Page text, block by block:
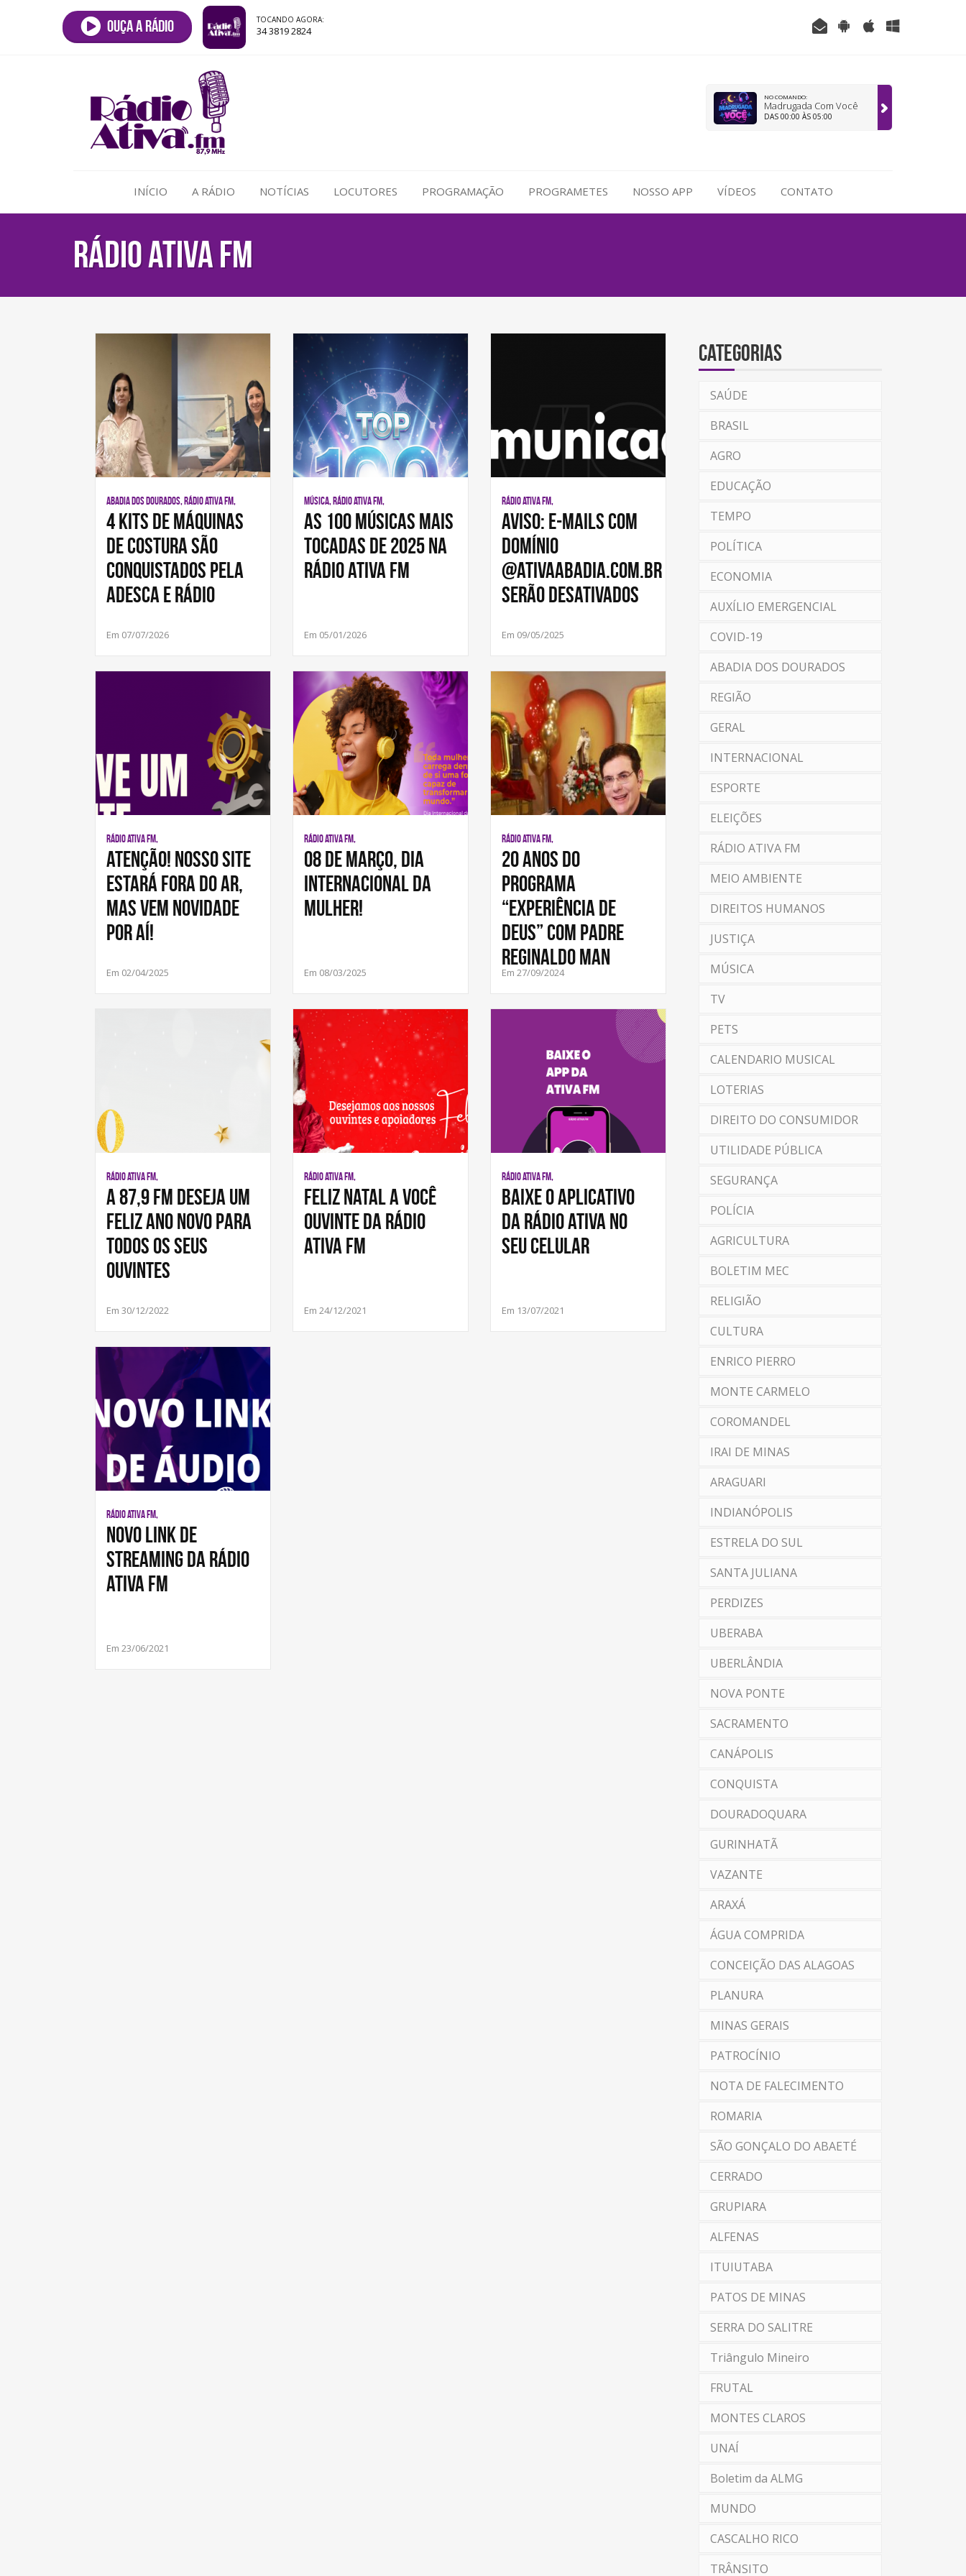
Ouça a rádio TOCANDO AGORA:
34 3819 2824
NO COMANDO:
Madrugada Com Você
DAS 00:00 ÀS 05:00
INÍCIO A RÁDIO NOTÍCIAS LOCUTORES PROGRAMAÇÃO PROGRAMETES NOSSO APP VÍDEOS CONTATO
RÁDIO ATIVA FM
ABADIA DOS DOURADOS, RÁDIO ATIVA FM,
4 kits de máquinas
de costura são
conquistados pela
ADESCA e Rádio
Em 07/07/2026
MÚSICA, RÁDIO ATIVA FM,
As 100 músicas mais
tocadas de 2025 na
Rádio Ativa FM
Em 05/01/2026
RÁDIO ATIVA FM,
AVISO: E-mails com
domínio
@ativaabadia.com.br
serão desativados
Em 09/05/2025
RÁDIO ATIVA FM,
Atenção! Nosso site
estará fora do ar,
mas vem novidade
por aí!
Em 02/04/2025
RÁDIO ATIVA FM,
08 de Março, Dia
Internacional da
Mulher!
Em 08/03/2025
RÁDIO ATIVA FM,
20 anos do
programa
“Experiência de
Deus” com Padre
Reginaldo Man
Em 27/09/2024
RÁDIO ATIVA FM,
A 87,9 Fm Deseja Um
Feliz Ano Novo Para
Todos Os Seus
Ouvintes
Em 30/12/2022
RÁDIO ATIVA FM,
Feliz Natal a você
ouvinte da Rádio
Ativa FM
Em 24/12/2021
RÁDIO ATIVA FM,
Baixe o aplicativo
da Rádio Ativa no
seu celular
Em 13/07/2021
RÁDIO ATIVA FM,
Novo link de
streaming da Rádio
Ativa FM
Em 23/06/2021
Categorias
SAÚDE
BRASIL
AGRO
EDUCAÇÃO
TEMPO
POLÍTICA
ECONOMIA
AUXÍLIO EMERGENCIAL
COVID-19
ABADIA DOS DOURADOS
REGIÃO
GERAL
INTERNACIONAL
ESPORTE
ELEIÇÕES
RÁDIO ATIVA FM
MEIO AMBIENTE
DIREITOS HUMANOS
JUSTIÇA
MÚSICA
TV
PETS
CALENDARIO MUSICAL
LOTERIAS
DIREITO DO CONSUMIDOR
UTILIDADE PÚBLICA
SEGURANÇA
POLÍCIA
AGRICULTURA
BOLETIM MEC
RELIGIÃO
CULTURA
ENRICO PIERRO
MONTE CARMELO
COROMANDEL
IRAI DE MINAS
ARAGUARI
INDIANÓPOLIS
ESTRELA DO SUL
SANTA JULIANA
PERDIZES
UBERABA
UBERLÂNDIA
NOVA PONTE
SACRAMENTO
CANÁPOLIS
CONQUISTA
DOURADOQUARA
GURINHATÃ
VAZANTE
ARAXÁ
ÁGUA COMPRIDA
CONCEIÇÃO DAS ALAGOAS
PLANURA
MINAS GERAIS
PATROCÍNIO
NOTA DE FALECIMENTO
ROMARIA
SÃO GONÇALO DO ABAETÉ
CERRADO
GRUPIARA
ALFENAS
ITUIUTABA
PATOS DE MINAS
SERRA DO SALITRE
Triângulo Mineiro
FRUTAL
MONTES CLAROS
UNAÍ
Boletim da ALMG
MUNDO
CASCALHO RICO
TRÂNSITO